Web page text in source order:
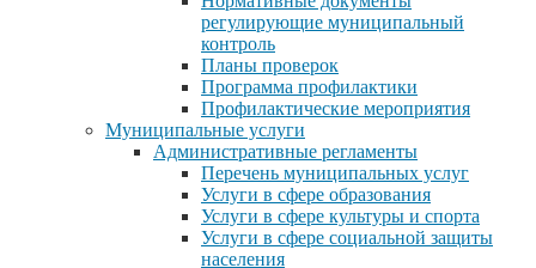
регулирующие муниципальный
контроль
Планы проверок
Программа профилактики
Профилактические мероприятия
Муниципальные услуги
Административные регламенты
Перечень муниципальных услуг
Услуги в сфере образования
Услуги в сфере культуры и спорта
Услуги в сфере социальной защиты
населения